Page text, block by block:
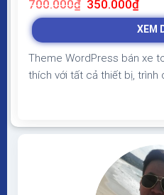
700.000₫ gốc
là:
350.000₫
tại
là:
XEM
Theme WordPress bán xe
thích với tất cả thiết bị, trình
nhanh nhẹ tối ưu với các
sạch hoàn toàn 100% không